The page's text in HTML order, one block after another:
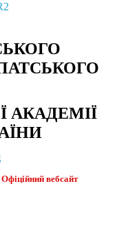
АКАДЕМІЇ
Офіційний вебсайт